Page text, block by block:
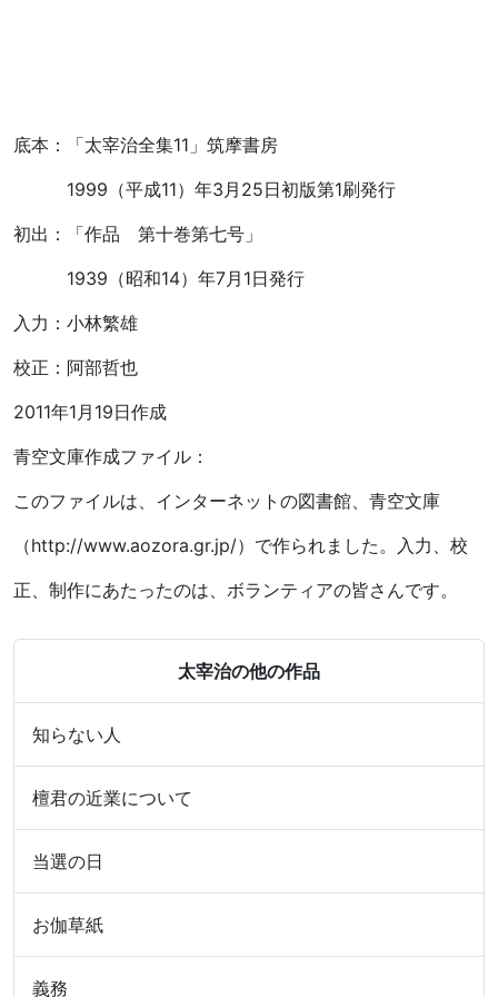
底本：「太宰治全集11」筑摩書房
1999（平成11）年3月25日初版第1刷発行
初出：「作品 第十巻第七号」
1939（昭和14）年7月1日発行
入力：小林繁雄
校正：阿部哲也
2011年1月19日作成
青空文庫作成ファイル：
このファイルは、インターネットの図書館、青空文庫
（http://www.aozora.gr.jp/）で作られました。入力、校
正、制作にあたったのは、ボランティアの皆さんです。
太宰治の他の作品
知らない人
檀君の近業について
当選の日
お伽草紙
義務